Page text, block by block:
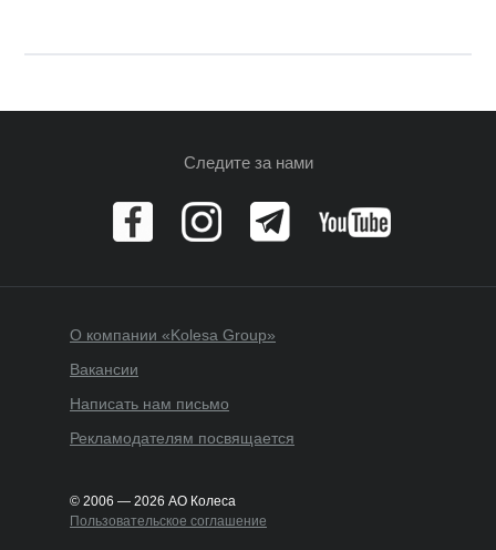
Следите за нами
О компании «Kolesa Group»
Вакансии
Написать нам письмо
Рекламодателям посвящается
© 2006 — 2026 АО Колеса
Пользовательское соглашение